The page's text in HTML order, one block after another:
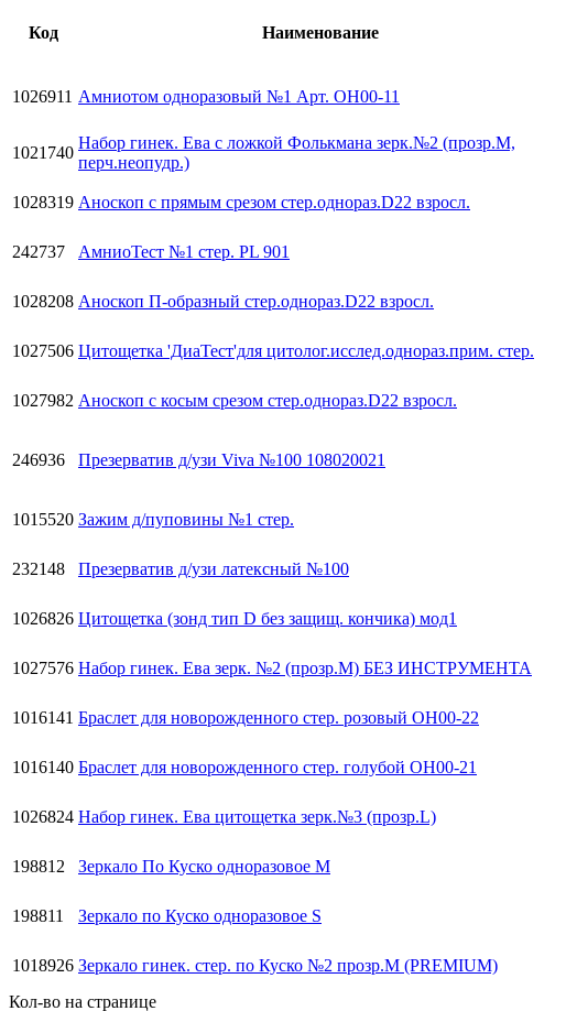
Код Наименование
1026911 Амниотом одноразовый №1 Арт. ОН00-11
1021740
Набор гинек. Ева с ложкой Фолькмана зерк.№2 (прозр.М,
перч.неопудр.)
1028319 Аноскоп с прямым срезом стер.однораз.D22 взросл.
242737 АмниоТест №1 стер. PL 901
1028208 Аноскоп П-образный стер.однораз.D22 взросл.
1027506 Цитощетка 'ДиаТест'для цитолог.исслед.однораз.прим. стер.
1027982 Аноскоп с косым срезом стер.однораз.D22 взросл.
246936 Презерватив д/узи Vivа №100 108020021
1015520 Зажим д/пуповины №1 стер.
232148 Презерватив д/узи латексный №100
1026826 Цитощетка (зонд тип D без защищ. кончика) мод1
1027576 Набор гинек. Ева зерк. №2 (прозр.М) БЕЗ ИНСТРУМЕНТА
1016141 Браслет для новорожденного стер. розовый ОН00-22
1016140 Браслет для новорожденного стер. голубой ОН00-21
1026824 Набор гинек. Ева цитощетка зерк.№3 (прозр.L)
198812 Зеркало По Куско одноразовое M
198811 Зеркало по Куско одноразовое S
1018926 Зеркало гинек. стер. по Куско №2 прозр.M (PREMIUM)
Кол-во на странице